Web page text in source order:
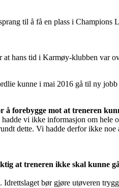
til å få en plass i Champions
at hans tid i Karmøy-klubben var
kunne i mai 2016 gå til ny
å forebygge mot at treneren
vi ikke informasjon om
dette. Vi hadde derfor ikke
at treneren ikke skal kunne
bør gjøre utøveren